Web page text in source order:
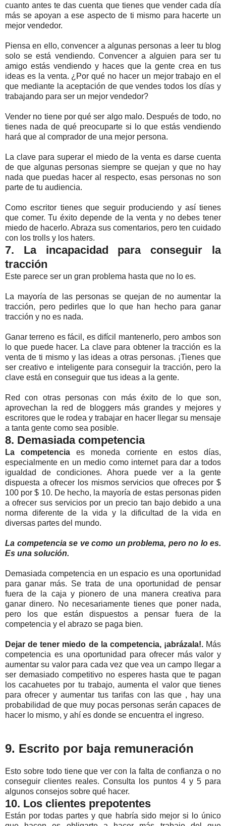
cuanto antes te das cuenta que tienes que vender cada día
más se apoyan a ese aspecto de ti mismo para hacerte un
mejor vendedor.
Piensa en ello, convencer a algunas personas a leer tu blog
solo se está vendiendo. Convencer a alguien para ser tu
amigo estás vendiendo y haces que la gente crea en tus
ideas es la venta. ¿Por qué no hacer un mejor trabajo en el
que mediante la aceptación de que vendes todos los días y
trabajando para ser un mejor vendedor?
Vender no tiene por qué ser algo malo. Después de todo, no
tienes nada de qué preocuparte si lo que estás vendiendo
hará que al comprador de una mejor persona.
La clave para superar el miedo de la venta es darse cuenta
de que algunas personas siempre se quejan y que no hay
nada que puedas hacer al respecto, esas personas no son
parte de tu audiencia.
Como escritor tienes que seguir produciendo y así tienes
que comer. Tu éxito depende de la venta y no debes tener
miedo de hacerlo. Abraza sus comentarios, pero ten cuidado
con los trolls y los haters.
7. La incapacidad para conseguir la
tracción
Este parece ser un gran problema hasta que no lo es.
La mayoría de las personas se quejan de no aumentar la
tracción, pero pedirles que lo que han hecho para ganar
tracción y no es nada.
Ganar terreno es fácil, es difícil mantenerlo, pero ambos son
lo que puede hacer. La clave para obtener la tracción es la
venta de ti mismo y las ideas a otras personas. ¡Tienes que
ser creativo e inteligente para conseguir la tracción, pero la
clave está en conseguir que tus ideas a la gente.
Red con otras personas con más éxito de lo que son,
aprovechan la red de bloggers más grandes y mejores y
escritores que le rodea y trabajar en hacer llegar su mensaje
a tanta gente como sea posible.
8. Demasiada competencia
La competencia es moneda corriente en estos días,
especialmente en un medio como internet para dar a todos
igualdad de condiciones. Ahora puede ver a la gente
dispuesta a ofrecer los mismos servicios que ofreces por $
100 por $ 10. De hecho, la mayoría de estas personas piden
a ofrecer sus servicios por un precio tan bajo debido a una
norma diferente de la vida y la dificultad de la vida en
diversas partes del mundo.
La competencia se ve como un problema, pero no lo es.
Es una solución.
Demasiada competencia en un espacio es una oportunidad
para ganar más. Se trata de una oportunidad de pensar
fuera de la caja y pionero de una manera creativa para
ganar dinero. No necesariamente tienes que poner nada,
pero los que están dispuestos a pensar fuera de la
competencia y el abrazo se paga bien.
Dejar de tener miedo de la competencia, ¡abrázala!.Más
competencia es una oportunidad para ofrecer más valor y
aumentar su valor para cada vez que vea un campo llegar a
ser demasiado competitivo no esperes hasta que te pagan
los cacahuetes por tu trabajo, aumenta el valor que tienes
para ofrecer y aumentar tus tarifas con las que , hay una
probabilidad de que muy pocas personas serán capaces de
hacer lo mismo, y ahí es donde se encuentra el ingreso.
9. Escrito por baja remuneración
Esto sobre todo tiene que ver con la falta de confianza o no
conseguir clientes reales. Consulta los puntos 4 y 5 para
algunos consejos sobre qué hacer.
10. Los clientes prepotentes
Están por todas partes y que habría sido mejor si lo único